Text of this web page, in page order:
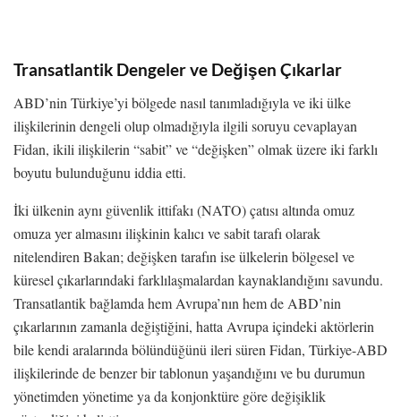
Transatlantik Dengeler ve Değişen Çıkarlar
ABD’nin Türkiye’yi bölgede nasıl tanımladığıyla ve iki ülke
ilişkilerinin dengeli olup olmadığıyla ilgili soruyu cevaplayan
Fidan, ikili ilişkilerin “sabit” ve “değişken” olmak üzere iki farklı
boyutu bulunduğunu iddia etti.
İki ülkenin aynı güvenlik ittifakı (NATO) çatısı altında omuz
omuza yer almasını ilişkinin kalıcı ve sabit tarafı olarak
nitelendiren Bakan; değişken tarafın ise ülkelerin bölgesel ve
küresel çıkarlarındaki farklılaşmalardan kaynaklandığını savundu.
Transatlantik bağlamda hem Avrupa’nın hem de ABD’nin
çıkarlarının zamanla değiştiğini, hatta Avrupa içindeki aktörlerin
bile kendi aralarında bölündüğünü ileri süren Fidan, Türkiye-ABD
ilişkilerinde de benzer bir tablonun yaşandığını ve bu durumun
yönetimden yönetime ya da konjonktüre göre değişiklik